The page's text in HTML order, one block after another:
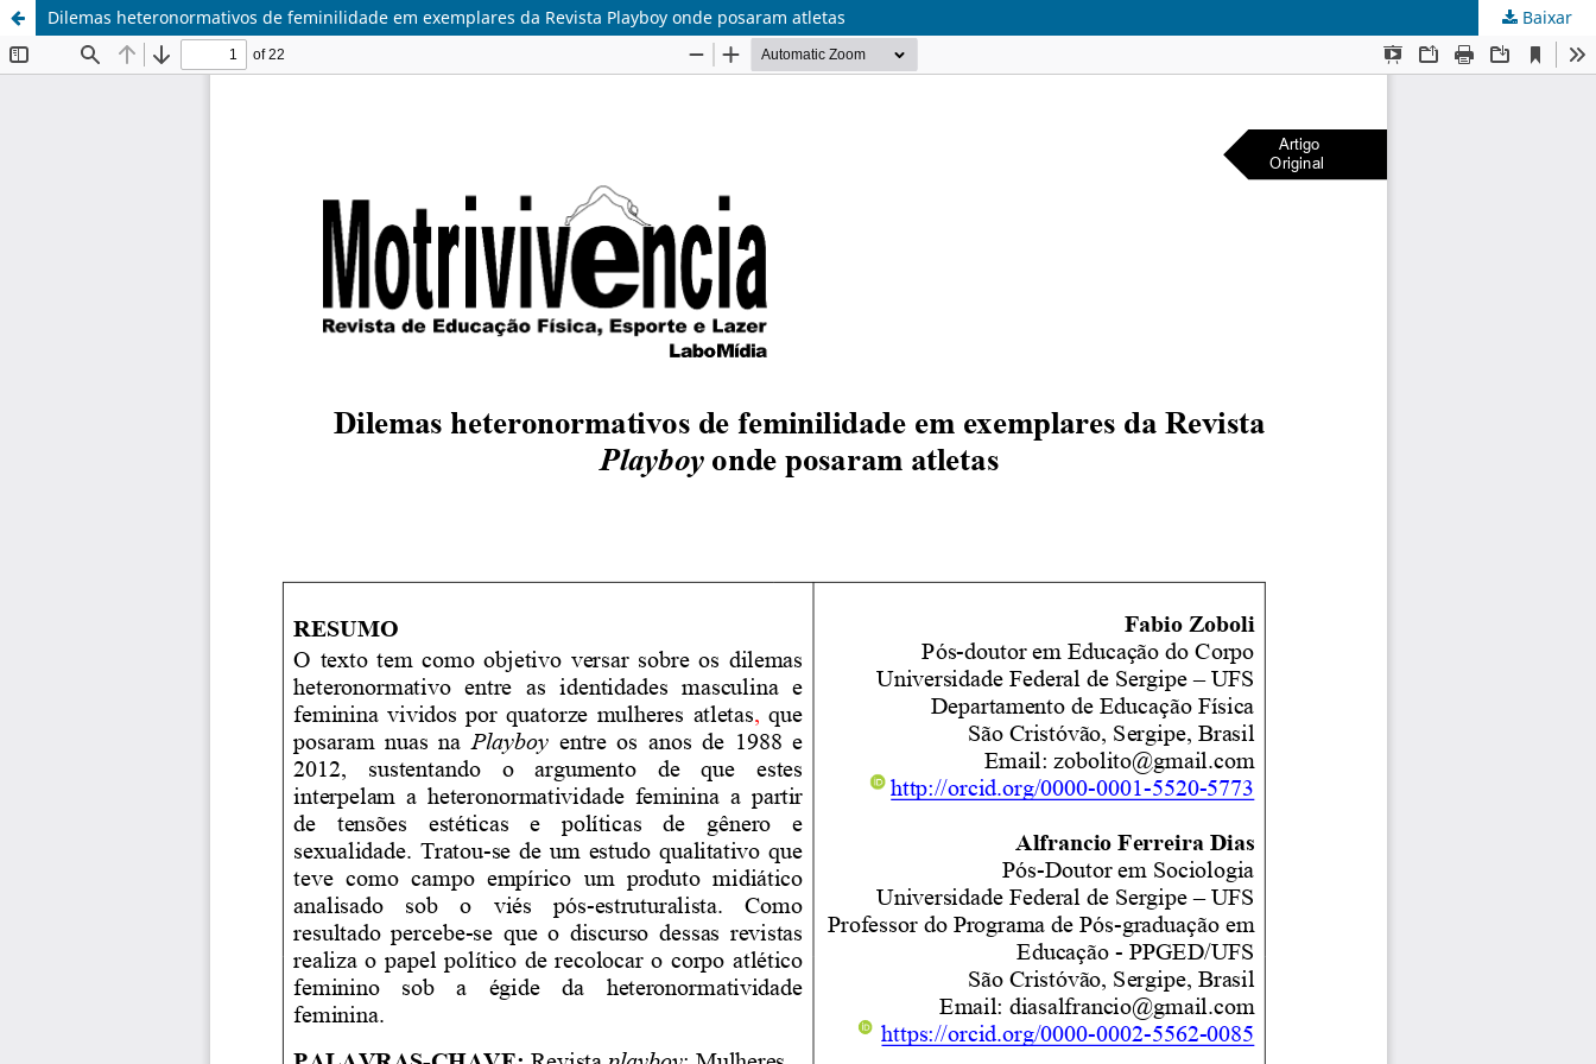
Dilemas heteronormativos de feminilidade em exemplares da Revista Playboy onde posaram atletas Baixar